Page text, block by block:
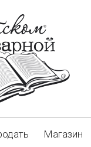
Магазин